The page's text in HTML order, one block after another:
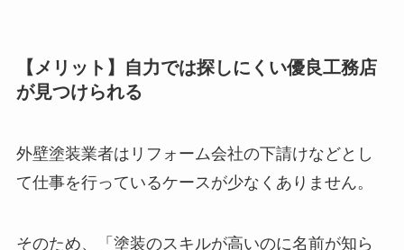
【メリット】自力では探しにくい優良工務店
が見つけられる
外壁塗装業者はリフォーム会社の下請けなどとし
て仕事を行っているケースが少なくありません。
そのため、「塗装のスキルが高いのに名前が知ら